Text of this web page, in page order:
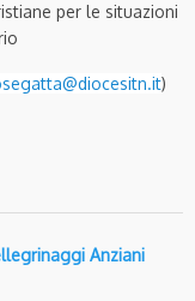
per le situazioni
)
Anziani